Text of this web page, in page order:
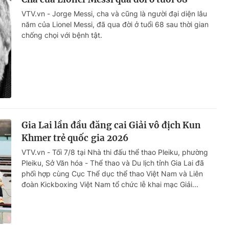
VTV.vn - Jorge Messi, cha và cũng là người đại diện lâu
năm của Lionel Messi, đã qua đời ở tuổi 68 sau thời gian
chống chọi với bệnh tật.
Gia Lai lần đầu đăng cai Giải vô địch Kun
Khmer trẻ quốc gia 2026
VTV.vn - Tối 7/8 tại Nhà thi đấu thể thao Pleiku, phường
Pleiku, Sở Văn hóa - Thể thao và Du lịch tỉnh Gia Lai đã
phối hợp cùng Cục Thể dục thể thao Việt Nam và Liên
đoàn Kickboxing Việt Nam tổ chức lễ khai mạc Giải...